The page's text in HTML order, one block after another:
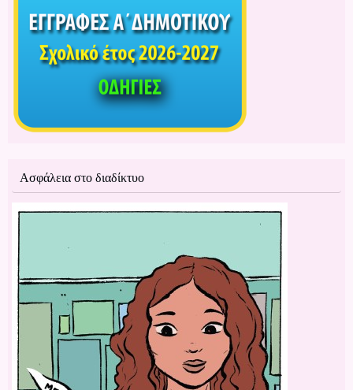
Ασφάλεια στο διαδίκτυο